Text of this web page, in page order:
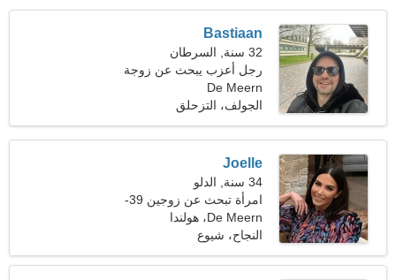
Bastiaan
32 سنة, السرطان
رجل أعزب يبحث عن زوجة
24-31
De Meern
الجولف، التزحلق
Joelle
34 سنة, الدلو
امرأة تبحث عن زوجين 39-
44
De Meern، هولندا
النجاح، شيوع